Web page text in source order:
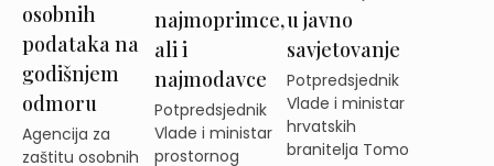
osobnih
podataka na
godišnjem
odmoru
Agencija za
zaštitu osobnih
najmoprimce,
ali i
najmodavce
Potpredsjednik
Vlade i ministar
prostornog
u javno
savjetovanje
Potpredsjednik
Vlade i ministar
hrvatskih
branitelja Tomo